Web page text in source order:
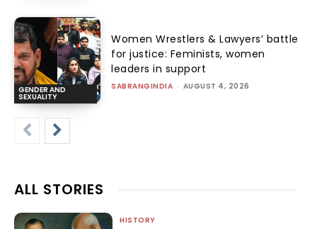
GENDER AND
SEXUALITY
Women Wrestlers & Lawyers’ battle
for justice: Feminists, women
leaders in support
SABRANGINDIA - AUGUST 4, 2026
ALL STORIES
HISTORY